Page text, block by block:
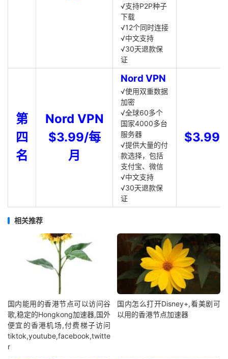
√支持P2P种子
下载
√12个同时连接
√中文支持
√30天退款保
证
第
四
名
Nord VPN
$3.99/每
月
Nord VPN
√使用双重数据
加密
√全球60多个
国家4000多台
服务器
√提供大量的付
款选择，包括
支付宝、微信
√中文支持
√30天退款保
证
$3.99
相关推荐
国内能用的香港节点可以访问谷
歌,稳定的Hongkong加速器,国外
便宜的香港机场,付费梯子访问
tiktok,youtube,facebook,twitte
r
国内怎么打开Disney+,看美剧可
以用的香港节点加速器